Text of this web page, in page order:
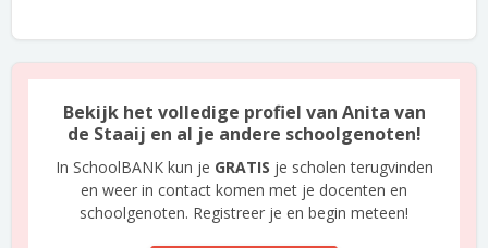
Bekijk het volledige profiel van Anita van
de Staaij en al je andere schoolgenoten!
In SchoolBANK kun je GRATIS je scholen terugvinden
en weer in contact komen met je docenten en
schoolgenoten. Registreer je en begin meteen!